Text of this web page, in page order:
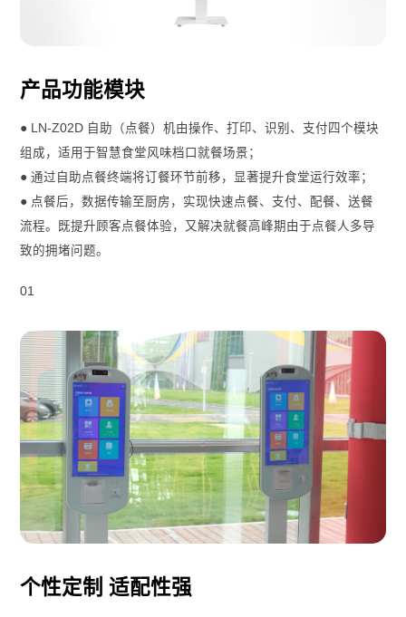
产品功能模块
● LN-Z02D 自助（点餐）机由操作、打印、识别、支付四个模块
组成，适用于智慧食堂风味档口就餐场景；
● 通过自助点餐终端将订餐环节前移，显著提升食堂运行效率；
● 点餐后，数据传输至厨房，实现快速点餐、支付、配餐、送餐
流程。既提升顾客点餐体验，又解决就餐高峰期由于点餐人多导
致的拥堵问题。
01
个性定制 适配性强